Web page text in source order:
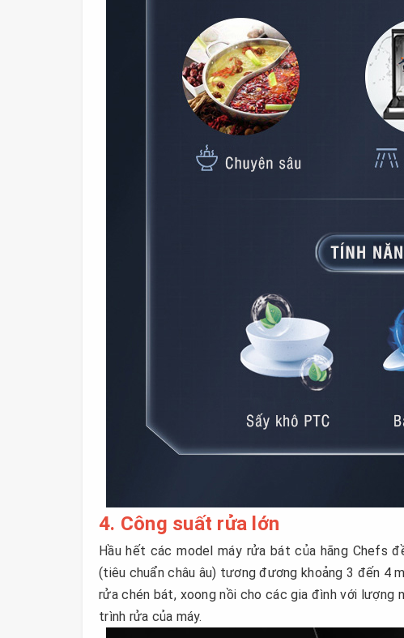
4. Công suất rửa lớn
Hầu hết các model máy rửa bát của hãng
(tiêu chuẩn châu âu) tương đương khoảng 3 đến 4
rửa chén bát, xoong nồi cho các gia đình với
trình rửa của máy.